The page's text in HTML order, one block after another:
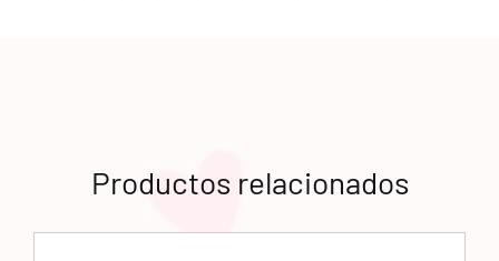
Productos relacionados